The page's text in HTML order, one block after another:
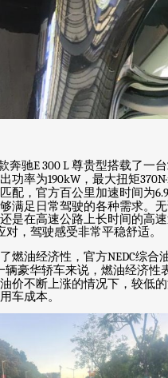
奔驰E 300 L尊贵型搭载了一台
功率为190kW，最大扭矩
配，官方百公里加速时间为6.9
满足日常驾驶的各种需求。
是在高速公路上长时间的高速
对，驾驶感受非常平稳舒适。
燃油经济性，官方NEDC综合
辆豪华轿车来说，燃油经济性
价不断上涨的情况下，较低
车成本。